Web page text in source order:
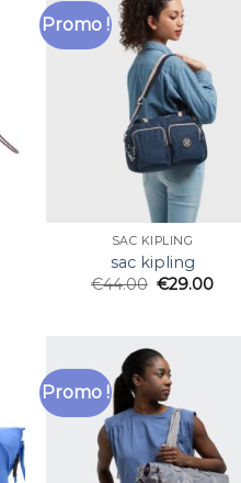
Promo !
SAC KIPLING
sac kipling
€44.00 €29.00
Promo !